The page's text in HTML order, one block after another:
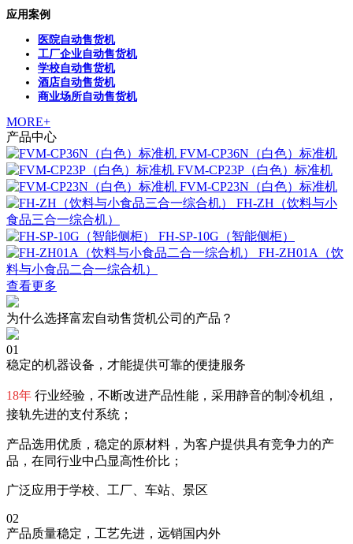
应用案例
医院自动售货机
工厂企业自动售货机
学校自动售货机
酒店自动售货机
商业场所自动售货机
MORE+
产品中心
FVM-CP36N（白色）标准机
FVM-CP23P（白色）标准机
FVM-CP23N（白色）标准机
FH-ZH（饮料与小
食品三合一综合机）
FH-SP-10G（智能侧柜）
FH-ZH01A（饮
料与小食品二合一综合机）
查看更多
为什么选择富宏自动售货机公司的产品？
01
稳定的机器设备，才能提供可靠的便捷服务
18年 行业经验，不断改进产品性能，采用静音的制冷机组，
接轨先进的支付系统；
产品选用优质，稳定的原材料，为客户提供具有竞争力的产
品，在同行业中凸显高性价比；
广泛应用于学校、工厂、车站、景区
02
产品质量稳定，工艺先进，远销国内外